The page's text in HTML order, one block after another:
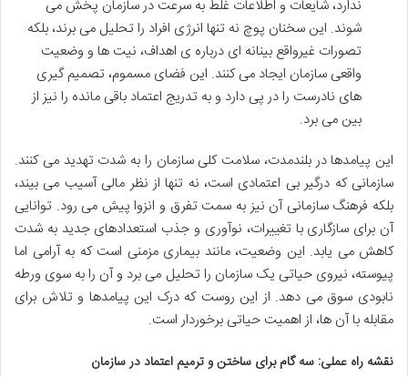
ندارد، شایعات و اطلاعات غلط به سرعت در سازمان پخش می
شوند. این سخنان پوچ نه تنها انرژی افراد را تحلیل می برند، بلکه
تصورات غیرواقع بینانه ای درباره ی اهداف، نیت ها و وضعیت
واقعی سازمان ایجاد می کنند. این فضای مسموم، تصمیم گیری
های نادرست را در پی دارد و به تدریج اعتماد باقی مانده را نیز از
بین می برد.
این پیامدها در بلندمدت، سلامت کلی سازمان را به شدت تهدید می کنند.
سازمانی که درگیر بی اعتمادی است، نه تنها از نظر مالی آسیب می بیند،
بلکه فرهنگ سازمانی آن نیز به سمت تفرق و انزوا پیش می رود. توانایی
آن برای سازگاری با تغییرات، نوآوری و جذب استعدادهای جدید به شدت
کاهش می یابد. این وضعیت، مانند بیماری مزمنی است که به آرامی اما
پیوسته، نیروی حیاتی یک سازمان را تحلیل می برد و آن را به سوی ورطه
نابودی سوق می دهد. از این روست که درک این پیامدها و تلاش برای
مقابله با آن ها، از اهمیت حیاتی برخوردار است.
نقشه راه عملی: سه گام برای ساختن و ترمیم اعتماد در سازمان